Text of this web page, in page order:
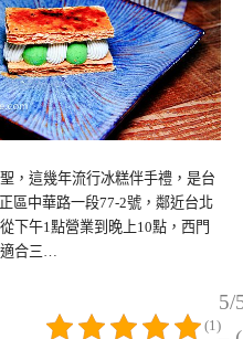
，這幾年流行冰糕伴手禮，是台
區中華路一段77-2號，鄰近台北
下午1點營業到晚上10點，西門
適合三…
5/
(1)